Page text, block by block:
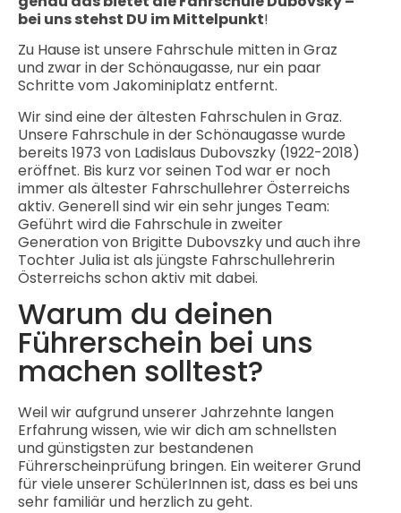
bei uns stehst DU im Mittelpunkt!
Zu Hause ist unsere Fahrschule mitten in Graz
und zwar in der Schönaugasse, nur ein paar
Schritte vom Jakominiplatz entfernt.
Wir sind eine der ältesten Fahrschulen in Graz.
Unsere Fahrschule in der Schönaugasse wurde
bereits 1973 von Ladislaus Dubovszky (1922-2018)
eröffnet. Bis kurz vor seinen Tod war er noch
immer als ältester Fahrschullehrer Österreichs
aktiv. Generell sind wir ein sehr junges Team:
Geführt wird die Fahrschule in zweiter
Generation von Brigitte Dubovszky und auch ihre
Tochter Julia ist als jüngste Fahrschullehrerin
Österreichs schon aktiv mit dabei.
Warum du deinen
Führerschein bei uns
machen solltest?
Weil wir aufgrund unserer Jahrzehnte langen
Erfahrung wissen, wie wir dich am schnellsten
und günstigsten zur bestandenen
Führerscheinprüfung bringen. Ein weiterer Grund
für viele unserer SchülerInnen ist, dass es bei uns
sehr familiär und herzlich zu geht.